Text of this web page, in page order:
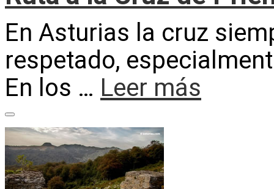
En Asturias la cruz
respetado,
En los … Leer más